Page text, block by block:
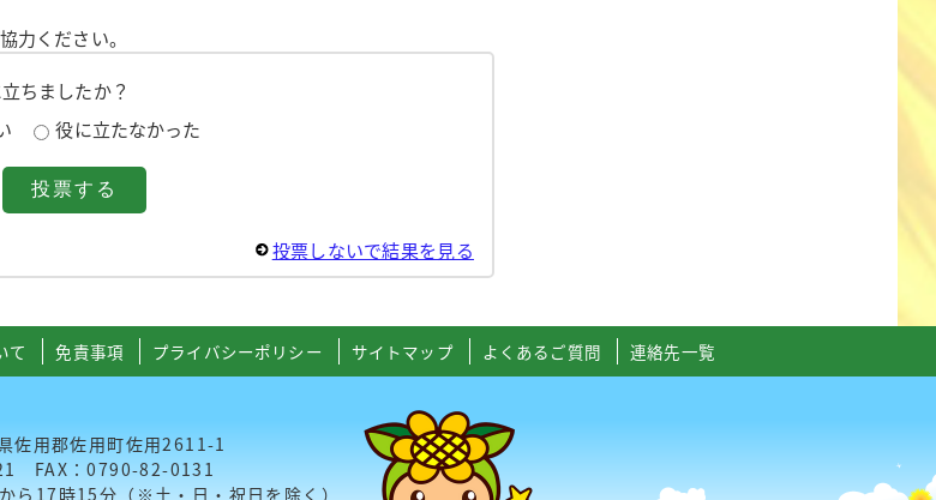
力ください。
ちましたか？
役に立たなかった
投票しないで結果を見る
て 免責事項 プライバシーポリシー サイトマップ よくあるご質問 連絡先一覧
用郡佐用町佐用2611-1
FAX：0790-82-0131
ら17時15分（※土・日・祝日を除く）